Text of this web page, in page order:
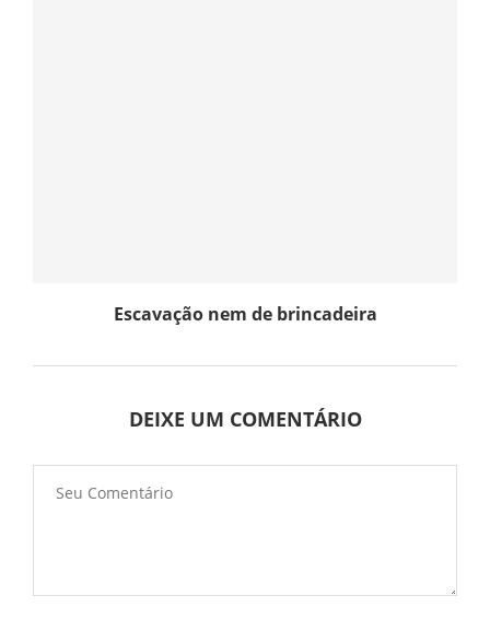
Escavação nem de brincadeira
DEIXE UM COMENTÁRIO